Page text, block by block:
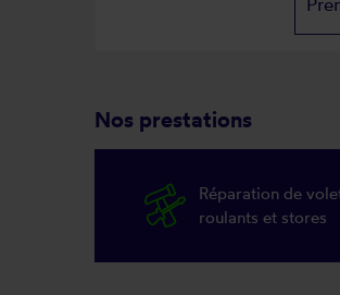
Nos prestations
Réparation de
roulants et stores